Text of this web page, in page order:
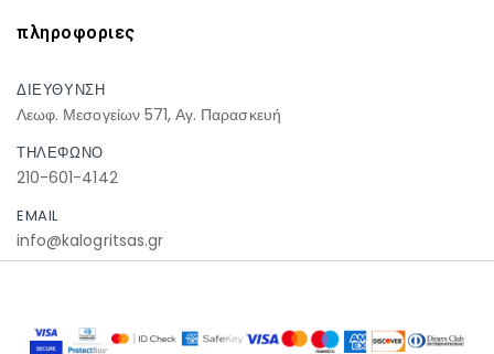
πληροφοριες
ΔΙΕΥΘΥΝΣΗ
Λεωφ. Μεσογείων 571, Αγ. Παρασκευή
ΤΗΛΕΦΩΝΟ
210-601-4142
EMAIL
info@kalogritsas.gr